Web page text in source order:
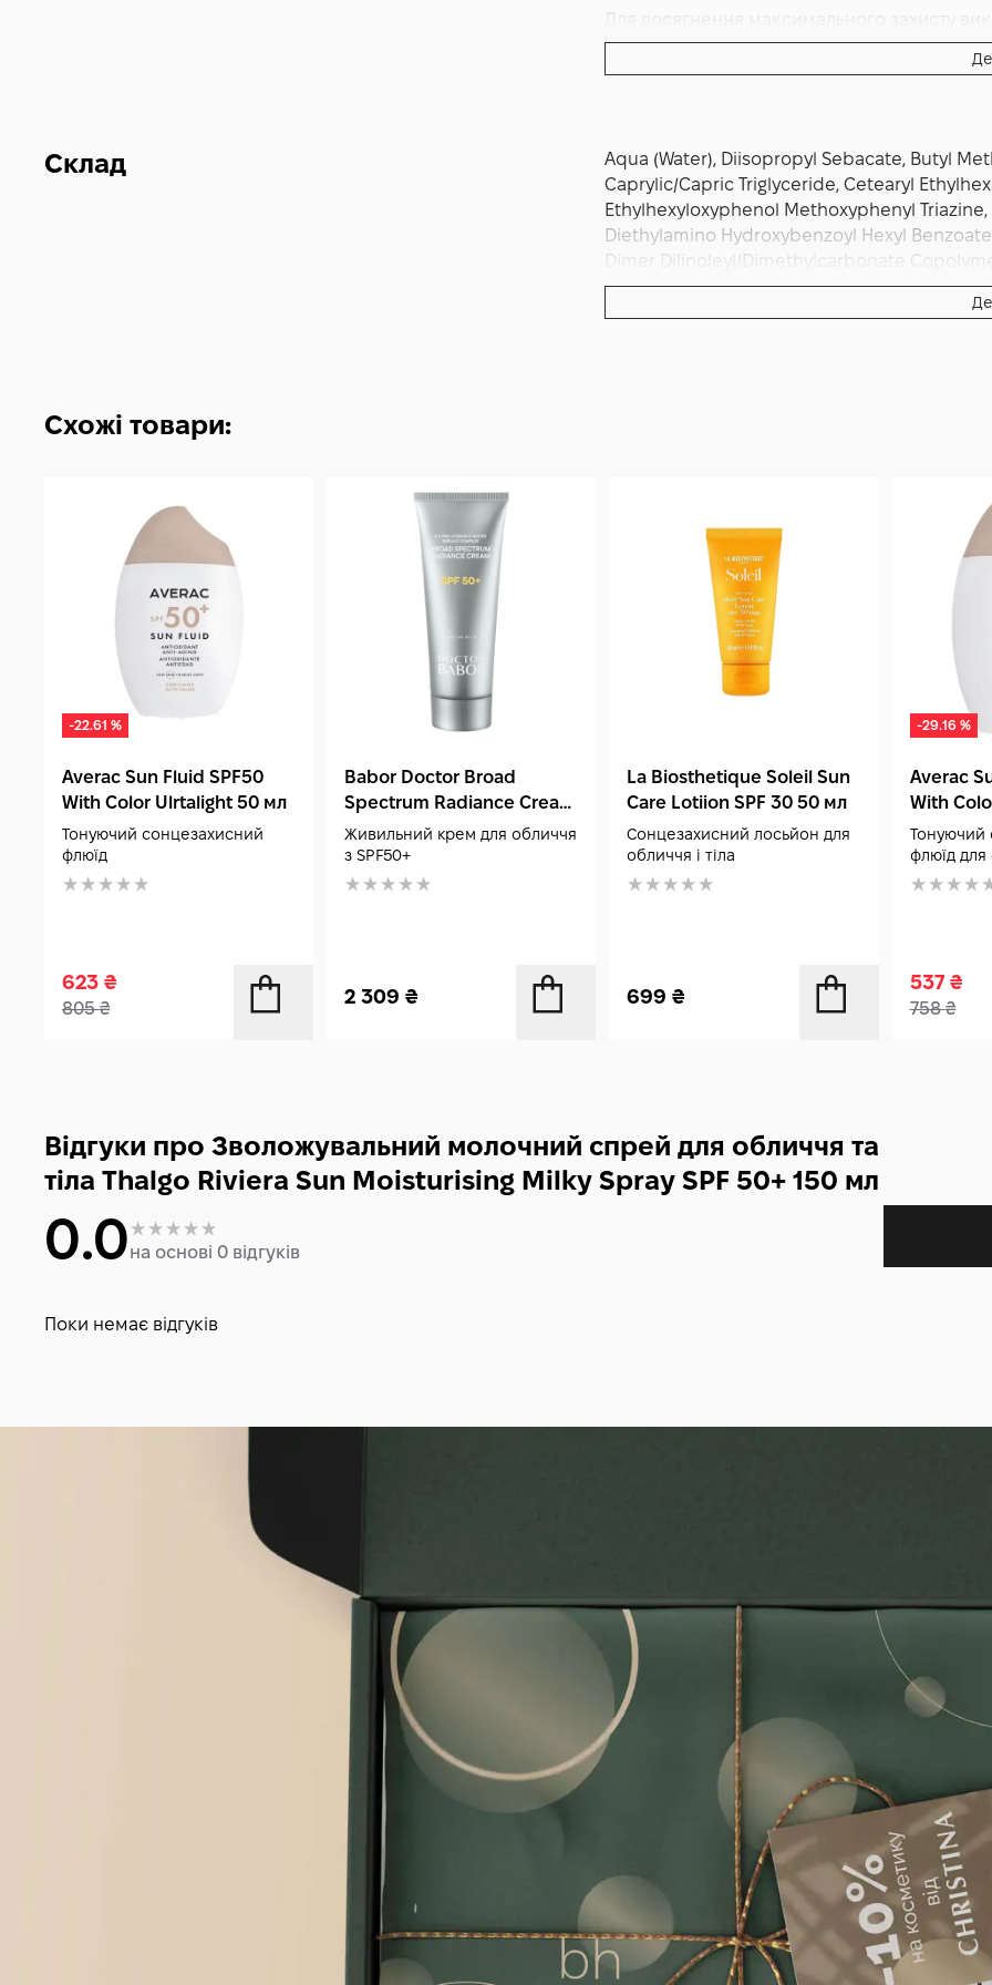
Для досягнення максимального захисту
повторюйте нанесення протягом дня.
Склад
Aqua (Water), Diisopropyl Sebacate, Butyl
Caprylic/Capric Triglyceride, Cetearyl
Ethylhexyloxyphenol Methoxyphenyl
Diethylamino Hydroxybenzoyl Hexyl
Dimer Dilinoleyl/Dimethylcarbonate
Parfum (Fragrance), Benzyl Alcohol,
Phosphate, Helianthus Annuus (Sunflower)
Схожі товари:
-22.61 %
Averac Sun Fluid SPF50
With Color Ulrtalight 50 мл
Тонуючий сонцезахисний
флюїд
623 ₴
805₴
Babor Doctor Broad
Spectrum Radiance Cream
SPF50+ 50 мл
Живильний крем для обличчя
з SPF50+
2 309₴
La Biosthetique Soleil Sun
Care Lotiion SPF 30 50 мл
Сонцезахисний лосьйон для
обличчя і тіла
699₴
-29.16 %
Averac
With
Тонуючий
флюїд для
537 ₴
758₴
Відгуки про Зволожувальний молочний спрей для обличчя та
тіла Thalgo Riviera Sun Moisturising Milky Spray SPF 50+ 150 мл
0.0на основі 0 відгуків
Поки немає відгуків